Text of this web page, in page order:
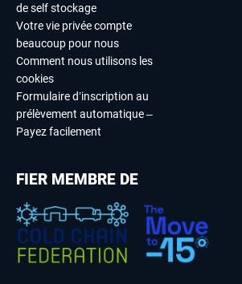
de self stockage
Votre vie privée compte
beaucoup pour nous
Comment nous utilisons les
cookies
Formulaire d’inscription au
prélèvement automatique –
Payez facilement
FIER MEMBRE DE